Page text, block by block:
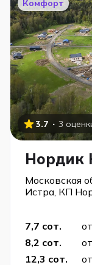
Комфорт
3.7 · 3
Нордик
Московская
Истра, КП
7,7 сот.
8,2 сот.
12,3 сот.